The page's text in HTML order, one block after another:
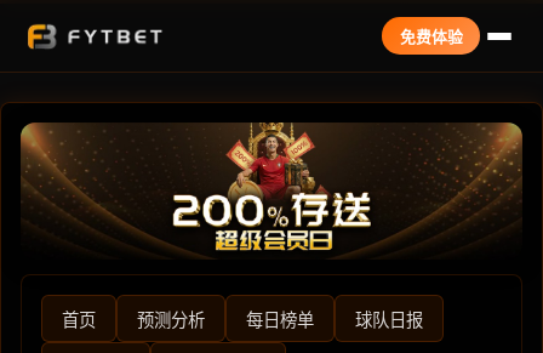
免费体验
首页 预测分析 每日榜单 球队日报